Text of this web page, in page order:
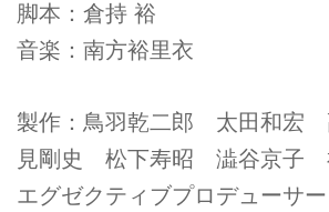
脚本：倉持 裕
音楽：南方裕里衣
製作：鳥羽乾二郎 太田和宏
見剛史 松下寿昭 澁谷京子
エグゼクティブプロデューサ